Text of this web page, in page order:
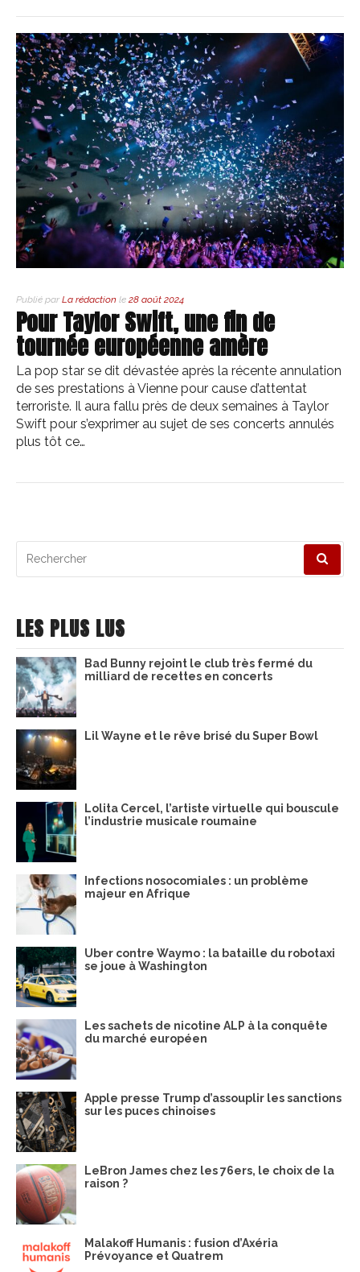
Publié par La rédaction le 28 août 2024
Pour Taylor Swift, une fin de
tournée européenne amère
La pop star se dit dévastée après la récente annulation
de ses prestations à Vienne pour cause d’attentat
terroriste. Il aura fallu près de deux semaines à Taylor
Swift pour s’exprimer au sujet de ses concerts annulés
plus tôt ce…
pour
LES PLUS LUS
Bad Bunny rejoint le club très fermé du
milliard de recettes en concerts
Lil Wayne et le rêve brisé du Super Bowl
Lolita Cercel, l’artiste virtuelle qui bouscule
l’industrie musicale roumaine
Infections nosocomiales : un problème
majeur en Afrique
Uber contre Waymo : la bataille du robotaxi
se joue à Washington
Les sachets de nicotine ALP à la conquête
du marché européen
Apple presse Trump d’assouplir les sanctions
sur les puces chinoises
LeBron James chez les 76ers, le choix de la
raison ?
Malakoff Humanis : fusion d’Axéria
Prévoyance et Quatrem